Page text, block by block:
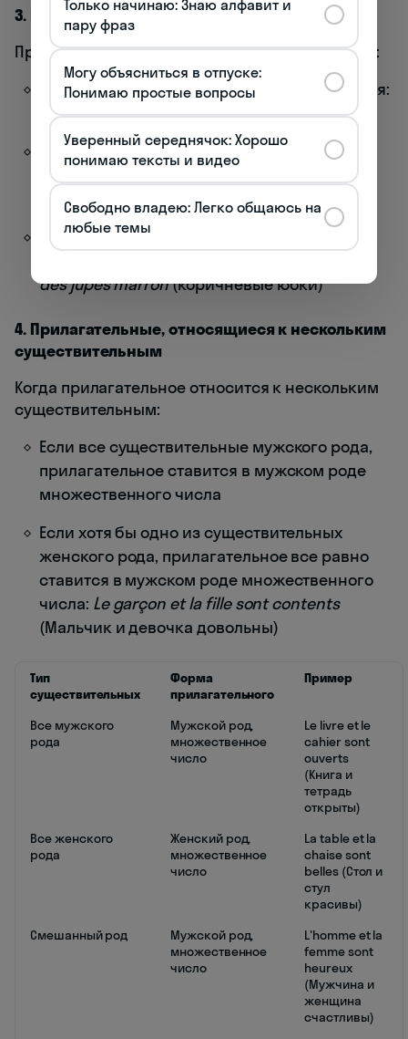
3. Прилагательные, обозначающие цвет
Прилагательные цвета имеют особые правила:
Простые прилагательные цвета согласуются:
des chemises blanches(белые рубашки)
Составные прилагательные цвета не
согласуются:
des yeux bleu clair
голубые глаза)
Прилагательные цвета, происходящие от
des jupes marron(коричневые юбки)
4. Прилагательные, относящиеся к нескольким
существительным
Когда прилагательное относится к нескольким
существительным:
Если все существительные мужского рода,
прилагательное ставится в мужском роде
множественного числа
Если хотя бы одно из существительных
женского рода, прилагательное все равно
ставится в мужском роде множественного
числа: Le garçon et la fille sont contents
(Мальчик и девочка довольны)
Тип
существительных
Форма
прилагательного
Пример
Все мужского
рода
Мужской род,
множественное
число
Le livre et le
cahier sont
ouverts
(Книга и
тетрадь
открыты)
Все женского
рода
Женский род,
множественное
число
La table et la
chaise sont
belles (Стол и
стул
красивы)
Смешанный род
Мужской род,
множественное
число
L'homme et la
femme sont
heureux
(Мужчина и
женщина
счастливы)
Только начинаю: Знаю алфавит и
пару фраз
Могу объясниться в отпуске:
Понимаю простые вопросы
Уверенный середнячок: Хорошо
понимаю тексты и видео
Свободно владею: Легко общаюсь на
любые темы